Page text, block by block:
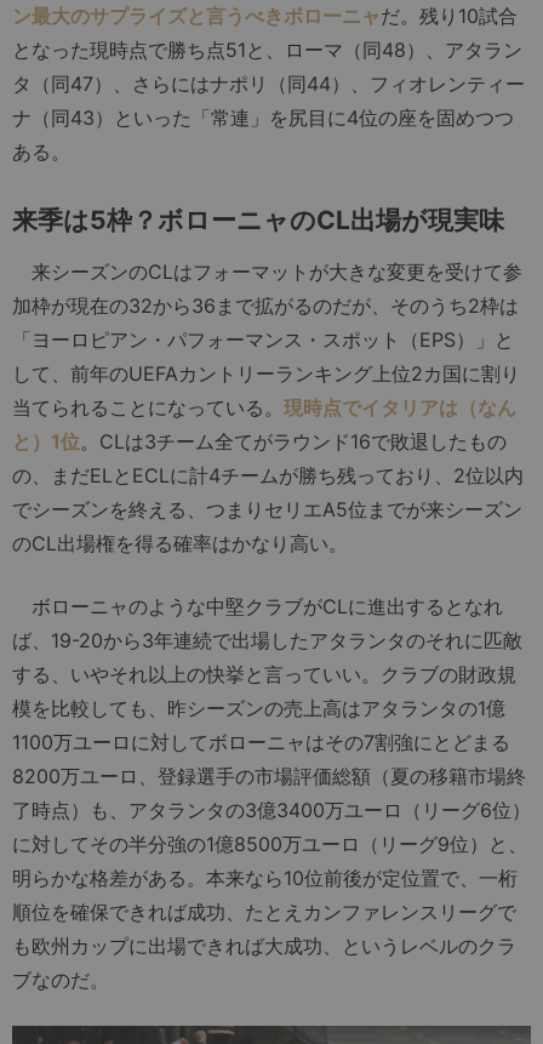
ン最大のサプライズと言うべきボローニャだ。残り10試合
となった現時点で勝ち点51と、ローマ（同48）、アタラン
タ（同47）、さらにはナポリ（同44）、フィオレンティー
ナ（同43）といった「常連」を尻目に4位の座を固めつつ
ある。
来季は5枠？ボローニャのCL出場が現実味
来シーズンのCLはフォーマットが大きな変更を受けて参
加枠が現在の32から36まで拡がるのだが、そのうち2枠は
「ヨーロピアン・パフォーマンス・スポット（EPS）」と
して、前年のUEFAカントリーランキング上位2カ国に割り
当てられることになっている。 現時点でイタリアは（なん
と）1位。CLは3チーム全てがラウンド16で敗退したもの
の、まだELとECLに計4チームが勝ち残っており、2位以内
でシーズンを終える、つまりセリエA5位までが来シーズン
のCL出場権を得る確率はかなり高い。
ボローニャのような中堅クラブがCLに進出するとなれ
ば、19-20から3年連続で出場したアタランタのそれに匹敵
する、いやそれ以上の快挙と言っていい。クラブの財政規
模を比較しても、昨シーズンの売上高はアタランタの1億
1100万ユーロに対してボローニャはその7割強にとどまる
8200万ユーロ、登録選手の市場評価総額（夏の移籍市場終
了時点）も、アタランタの3億3400万ユーロ（リーグ6位）
に対してその半分強の1億8500万ユーロ（リーグ9位）と、
明らかな格差がある。本来なら10位前後が定位置で、一桁
順位を確保できれば成功、たとえカンファレンスリーグで
も欧州カップに出場できれば大成功、というレベルのクラ
ブなのだ。